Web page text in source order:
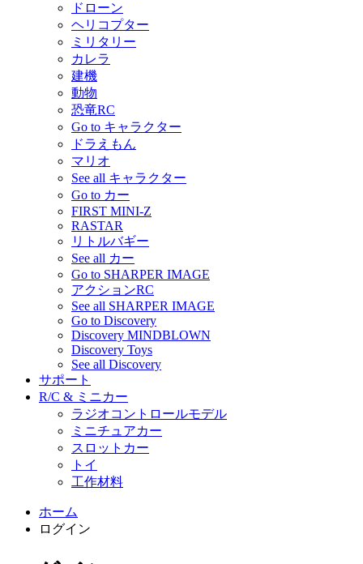
ドローン
ヘリコプター
ミリタリー
カレラ
建機
動物
恐竜RC
Go to キャラクター
ドラえもん
マリオ
See all キャラクター
Go to カー
FIRST MINI-Z
RASTAR
リトルバギー
See all カー
Go to SHARPER IMAGE
アクションRC
See all SHARPER IMAGE
Go to Discovery
Discovery MINDBLOWN
Discovery Toys
See all Discovery
サポート
R/C & ミニカー
ラジオコントロールモデル
ミニチュアカー
スロットカー
トイ
工作材料
ホーム
ログイン